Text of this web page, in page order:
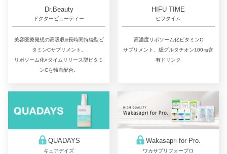
Dr.Beauty
ドクタービューティー
美容医療発想の高吸収&長時間持続型ビ
タミンCサプリメント。
リポソーム化×タイムリリース型ビタミ
ンCを独自配合。
HIFU TIME
ヒフタイム
高濃度リポソーム化ビタミンC
サプリメント、総グルタチオン100㎎含
有ドリンク
QUADAYS
キュアデイズ
Wakasapri for Pro.
ワカサプリフォープロ